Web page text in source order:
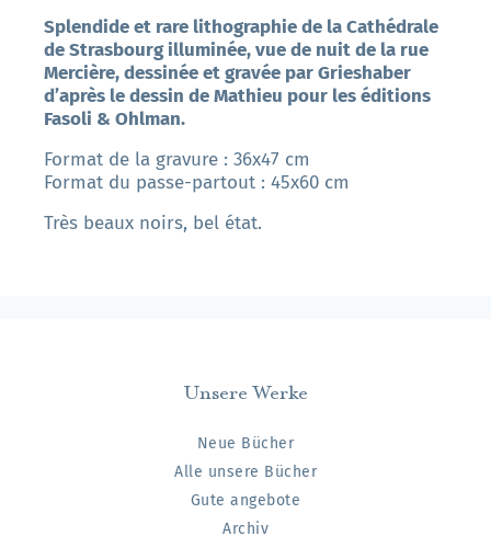
Splendide et rare lithographie de la Cathédrale
de Strasbourg illuminée, vue de nuit de la rue
Mercière, dessinée et gravée par Grieshaber
d’après le dessin de Mathieu pour les éditions
Fasoli & Ohlman.
Format de la gravure : 36x47 cm
Format du passe-partout : 45x60 cm
Très beaux noirs, bel état.
Unsere Werke
Neue Bücher
Alle unsere Bücher
Gute angebote
Archiv